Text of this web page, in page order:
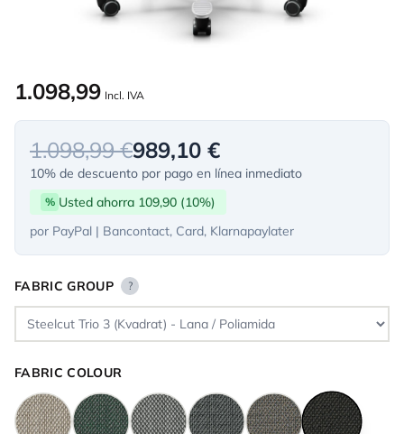
1.098,99 Incl. IVA
1.098,99 €989,10 €
10% de descuento por pago en línea inmediato
% Usted ahorra 109,90 (10%)
por PayPal | Bancontact, Card, Klarnapaylater
FABRIC GROUP ?
FABRIC COLOUR